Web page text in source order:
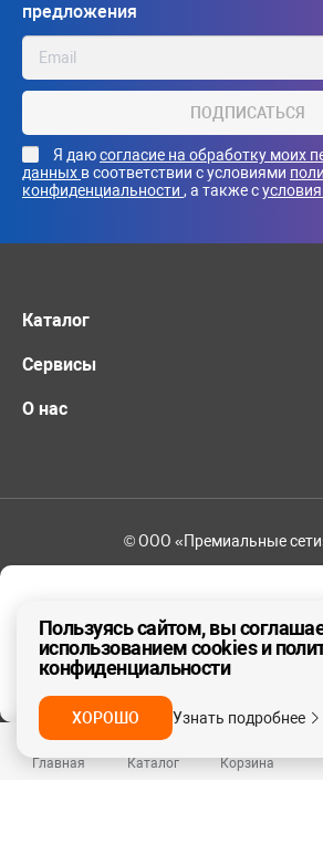
Главная Каталог Корзина
ДА, ВЕРНО
предложения
ПОДПИСАТЬСЯ
Я даюсогласие на обработку моих
данных в соответствии с условиями
конфиденциальности , а также с
Каталог
Сервисы
О нас
© ООО «Премиальные
Пользуясь сайтом, вы
использованием cookies и
конфиденциальности
ХОРОШО Узнать подробнее